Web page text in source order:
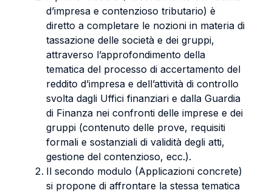
d’impresa e contenzioso tributario) è
diretto a completare le nozioni in materia di
tassazione delle società e dei gruppi,
attraverso l’approfondimento della
tematica del processo di accertamento del
reddito d’impresa e dell’attività di controllo
svolta dagli Uffici finanziari e dalla Guardia
di Finanza nei confronti delle imprese e dei
gruppi (contenuto delle prove, requisiti
formali e sostanziali di validità degli atti,
gestione del contenzioso, ecc.).
Il secondo modulo (Applicazioni concrete)
si propone di affrontare la stessa tematica